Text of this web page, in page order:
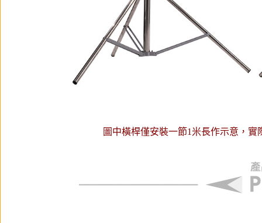
圖中橫桿僅安裝一節1米長作示意，